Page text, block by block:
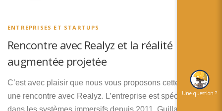
Español
ENTREPRISES ET STARTUPS
Rencontre avec Realyz et la réalité
augmentée projetée
C’est avec plaisir que nous vous proposons cette semaine
une rencontre avec Realyz. L’entreprise est spécialisée
Une question ?